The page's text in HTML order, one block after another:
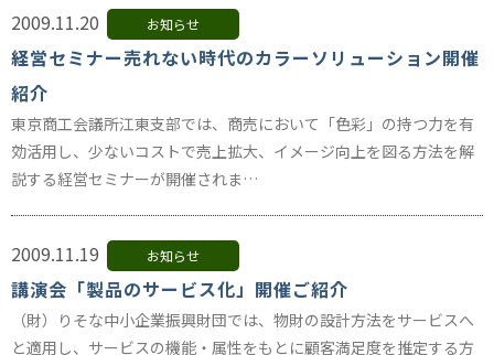
2009.11.20 お知らせ
経営セミナー売れない時代のカラーソリューション開催
紹介
東京商工会議所江東支部では、商売において「色彩」の持つ力を有
効活用し、少ないコストで売上拡大、イメージ向上を図る方法を解
説する経営セミナーが開催されま…
2009.11.19 お知らせ
講演会「製品のサービス化」開催ご紹介
（財）りそな中小企業振興財団では、物財の設計方法をサービスへ
と適用し、サービスの機能・属性をもとに顧客満足度を推定する方